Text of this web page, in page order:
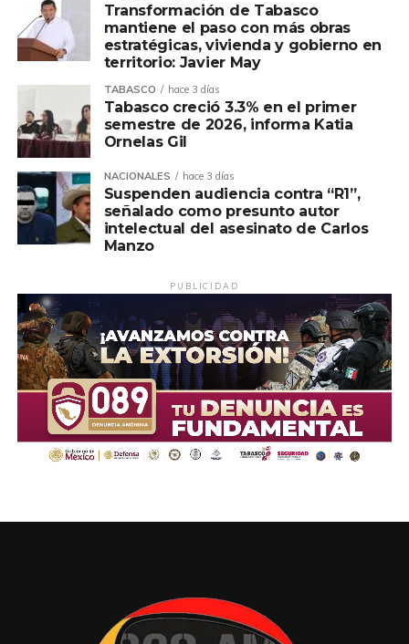
Transformación de Tabasco
mantiene el paso con más obras
estratégicas, vivienda y gobierno en
territorio: Javier May
TABASCO hace 3 días
Tabasco creció 3.3% en el primer
semestre de 2026, informa Katia
Ornelas Gil
NACIONALES hace 3 días
Suspenden audiencia contra “R1”,
señalado como presunto autor
intelectual del asesinato de Carlos
Manzo
PUBLICIDAD